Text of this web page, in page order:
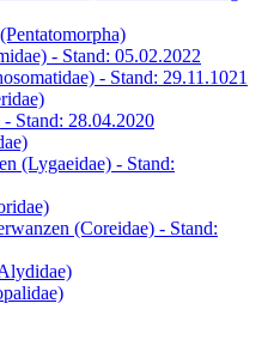
- Stand: 05.02.2022
- Stand: 29.11.1021
Stand: 28.04.2020
(Lygaeidae) - Stand:
(Coreidae) - Stand: